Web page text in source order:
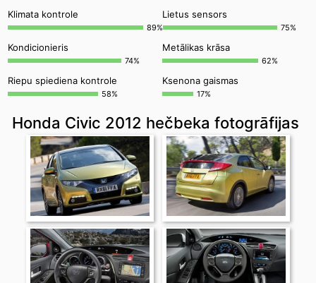
Klimata kontrole
89%
Lietus sensors
75%
Kondicionieris
74%
Metālikas krāsa
62%
Riepu spiediena kontrole
58%
Ksenona gaismas
17%
Honda Civic 2012 hečbeka fotogrāfijas